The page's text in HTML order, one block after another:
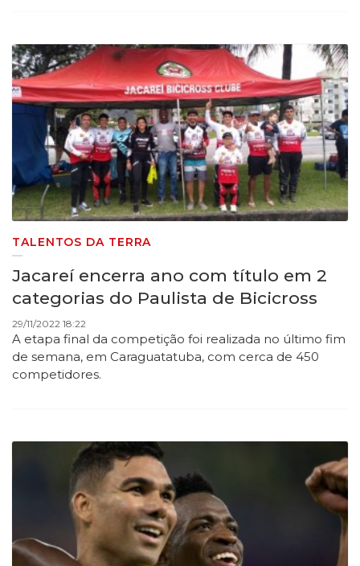
TALENTOS DA TERRA
Jacareí encerra ano com título em 2
categorias do Paulista de Bicicross
29/11/2022 18:22
A etapa final da competição foi realizada no último fim
de semana, em Caraguatatuba, com cerca de 450
competidores.